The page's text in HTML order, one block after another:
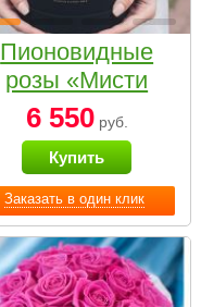
Заказать в один клик
Пионовидные
розы «Мисти
бабблс» в
черной коробке
Small
6 550руб.
Купить